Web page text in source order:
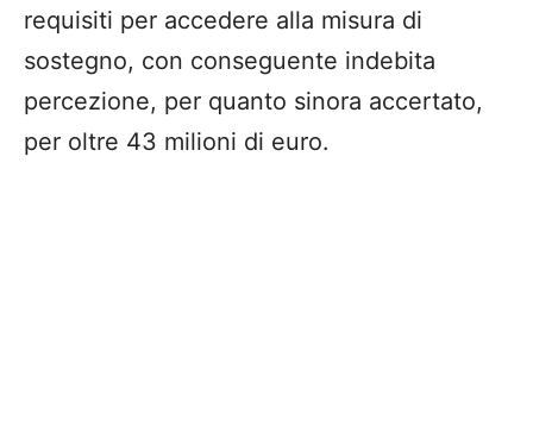
requisiti per accedere alla misura di
sostegno, con conseguente indebita
percezione, per quanto sinora accertato,
per oltre 43 milioni di euro.